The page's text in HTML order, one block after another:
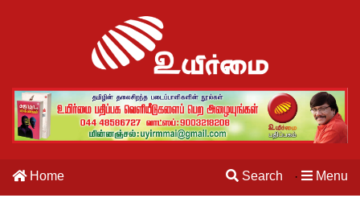
Home Search · Menu